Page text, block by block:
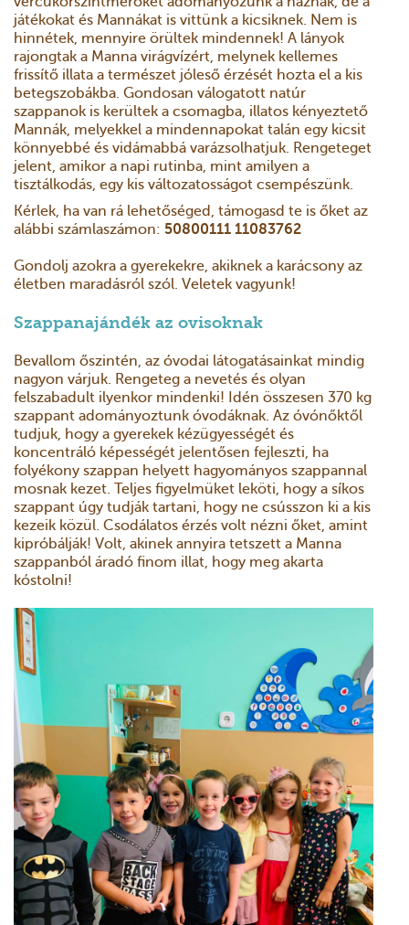
játékokat és Mannákat is vittünk a kicsiknek. Nem is
hinnétek, mennyire örültek mindennek! A lányok
rajongtak a Manna virágvízért, melynek kellemes
frissítő illata a természet jóleső érzését hozta el a kis
betegszobákba. Gondosan válogatott natúr
szappanok is kerültek a csomagba, illatos kényeztető
Mannák, melyekkel a mindennapokat talán egy kicsit
könnyebbé és vidámabbá varázsolhatjuk. Rengeteget
jelent, amikor a napi rutinba, mint amilyen a
tisztálkodás, egy kis változatosságot csempészünk.
Kérlek, ha van rá lehetőséged, támogasd te is őket az
alábbi számlaszámon: 50800111 11083762
Gondolj azokra a gyerekekre, akiknek a karácsony az
életben maradásról szól. Veletek vagyunk!
Szappanajándék az ovisoknak
Bevallom őszintén, az óvodai látogatásainkat mindig
nagyon várjuk. Rengeteg a nevetés és olyan
felszabadult ilyenkor mindenki! Idén összesen 370 kg
szappant adományoztunk óvodáknak. Az óvónőktől
tudjuk, hogy a gyerekek kézügyességét és
koncentráló képességét jelentősen fejleszti, ha
folyékony szappan helyett hagyományos szappannal
mosnak kezet. Teljes figyelmüket leköti, hogy a síkos
szappant úgy tudják tartani, hogy ne csússzon ki a kis
kezeik közül. Csodálatos érzés volt nézni őket, amint
kipróbálják! Volt, akinek annyira tetszett a Manna
szappanból áradó finom illat, hogy meg akarta
kóstolni!